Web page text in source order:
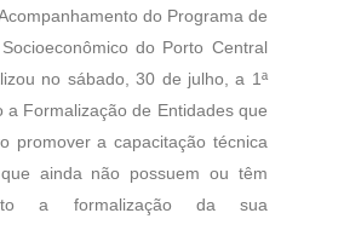
do Programa de
do Porto Central
no sábado, 30 de julho, a 1ª
a Formalização de Entidades que
promover a capacitação técnica
ainda não possuem ou têm
a formalização da sua